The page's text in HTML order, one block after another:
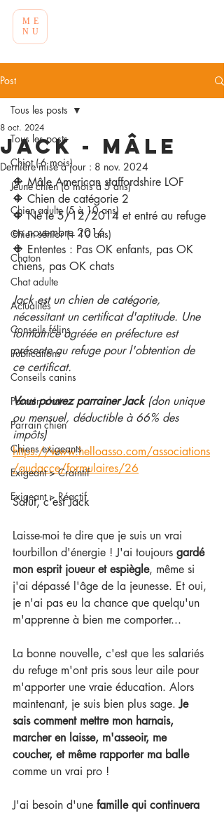
ME
NU
Post
Tous les posts
Chiot (-6 mois)
Jeune chien (6 mois à 5 ans)
Chien adulte (5 à 10 ans)
Chien sénior (+ 10 ans)
Chaton
Chat adulte
Actualités
Conseils félins
Publications
Conseils canins
Parrain chat
Parrain chien
Chiens exigeants
Exigeant > Craintif
Exigeant > Réactif
Tous les posts
Jack - Mâle
8 oct. 2024
Dernière mise à jour : 8 nov. 2024
🔶 Mâle American staffordshire LOF
🔶 Chien de catégorie 2
🔶 Né le 5/12/2014 et entré au refuge
en novembre 2016
🔶 Ententes : Pas OK enfants, pas OK
chiens, pas OK chats
Jack est un chien de catégorie,
nécessitant un certificat d'aptitude. Une
formatrice agréée en préfecture est
présente au refuge pour l'obtention de
ce certificat.
Vous pouvez parrainer Jack (don unique
ou mensuel, déductible à 66% des
impôts)
https://www.helloasso.com/associations
/audacce/formulaires/26
Salut, c'est Jack
Laisse-moi te dire que je suis un vrai
tourbillon d'énergie ! J'ai toujours gardé
mon esprit joueur et espiègle, même si
j'ai dépassé l'âge de la jeunesse. Et oui,
je n'ai pas eu la chance que quelqu'un
m'apprenne à bien me comporter...
La bonne nouvelle, c'est que les salariés
du refuge m'ont pris sous leur aile pour
m'apporter une vraie éducation. Alors
maintenant, je suis bien plus sage. Je
sais comment mettre mon harnais,
marcher en laisse, m'asseoir, me
coucher, et même rapporter ma balle
comme un vrai pro !
J'ai besoin d'une famille qui continuera